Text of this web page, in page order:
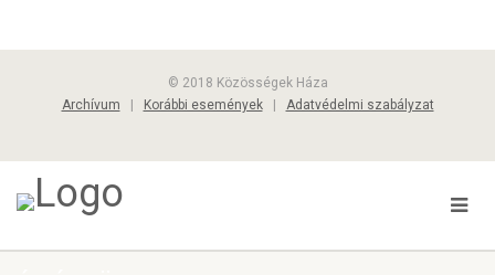
© 2018 Közösségek Háza
Archívum
Korábbi események| Adatvédelmi szabályzat